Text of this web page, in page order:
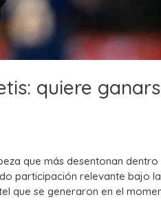
quiere
que más desentonan dentro
participación relevante bajo
que se generaron en el